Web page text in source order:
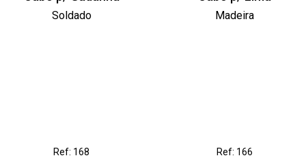
Soldado Madeira
Ref: 168 Ref: 166